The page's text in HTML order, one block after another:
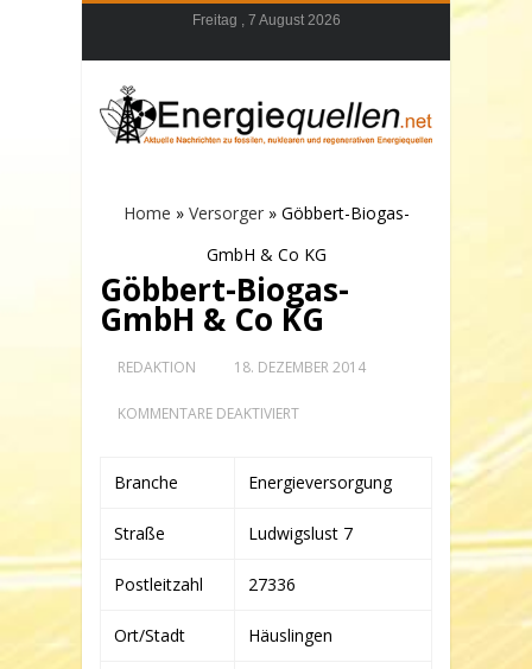
Freitag , 7 August 2026
Home » Versorger» Göbbert-Biogas-
GmbH & Co KG
Göbbert-Biogas-
GmbH & Co KG
REDAKTION 18. DEZEMBER 2014
KOMMENTARE DEAKTIVIERTFÜR
&
KG
Branche Energieversorgung
Straße Ludwigslust 7
Postleitzahl 27336
Ort/Stadt Häuslingen